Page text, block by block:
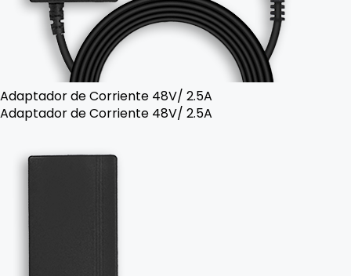
Adaptador de Corriente 48V/ 2.5A
Adaptador de Corriente 48V/ 2.5A